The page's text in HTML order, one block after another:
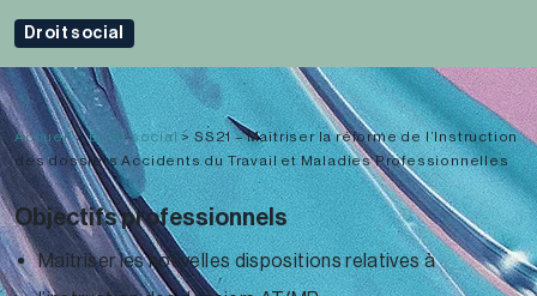
Droit social
Accueil>Droit social >SS21 – Maîtriser la réforme de l’Instruction
des dossiers Accidents du Travail et Maladies Professionnelles
Objectifs professionnels
Maîtriser les nouvelles dispositions relatives à